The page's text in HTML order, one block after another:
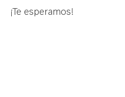
¡Te esperamos!